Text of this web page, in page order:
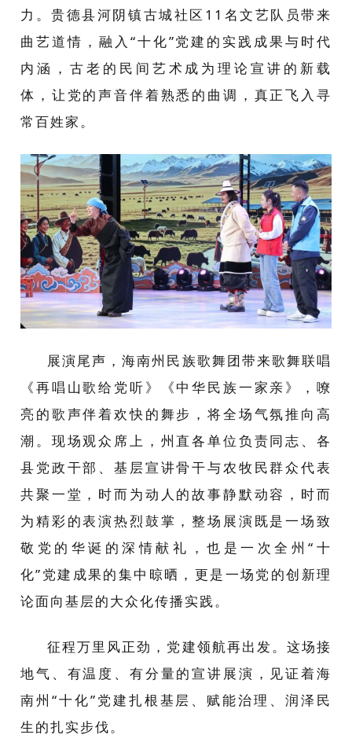
力。贵德县河阴镇古城社区11名文艺队员带来
曲艺道情，融入“十化”党建的实践成果与时代
内涵，古老的民间艺术成为理论宣讲的新载
体，让党的声音伴着熟悉的曲调，真正飞入寻
常百姓家。
展演尾声，海南州民族歌舞团带来歌舞联唱
《再唱山歌给党听》《中华民族一家亲》，嘹
亮的歌声伴着欢快的舞步，将全场气氛推向高
潮。现场观众席上，州直各单位负责同志、各
县党政干部、基层宣讲骨干与农牧民群众代表
共聚一堂，时而为动人的故事静默动容，时而
为精彩的表演热烈鼓掌，整场展演既是一场致
敬党的华诞的深情献礼，也是一次全州“十
化”党建成果的集中晾晒，更是一场党的创新理
论面向基层的大众化传播实践。
征程万里风正劲，党建领航再出发。这场接
地气、有温度、有分量的宣讲展演，见证着海
南州“十化”党建扎根基层、赋能治理、润泽民
生的扎实步伐。